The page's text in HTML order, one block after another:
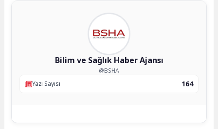
Bilim ve Sağlık Haber Ajansı
@BSHA
Yazı Sayısı
164